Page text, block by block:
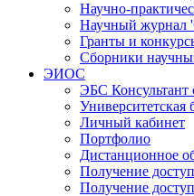
Научно-
Научный журнал
Гранты и
Сборники
ЭИОС
ЭБС Консультант
Личный кабинет
Портфолио
Дистанционное
Получение
Получение